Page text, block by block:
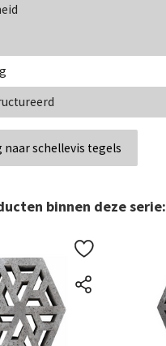
naar schellevis tegels
binnen deze serie: